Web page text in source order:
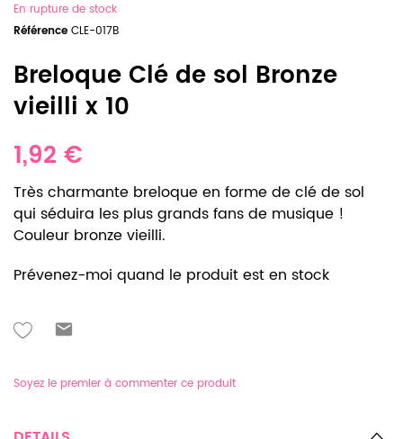
En rupture de stock
Référence CLE-017B
Breloque Clé de sol Bronze
vieilli x 10
1,92 €
Très charmante breloque en forme de clé de sol
qui séduira les plus grands fans de musique !
Couleur bronze vieilli.
Prévenez-moi quand le produit est en stock
Soyez le premier à commenter ce produit